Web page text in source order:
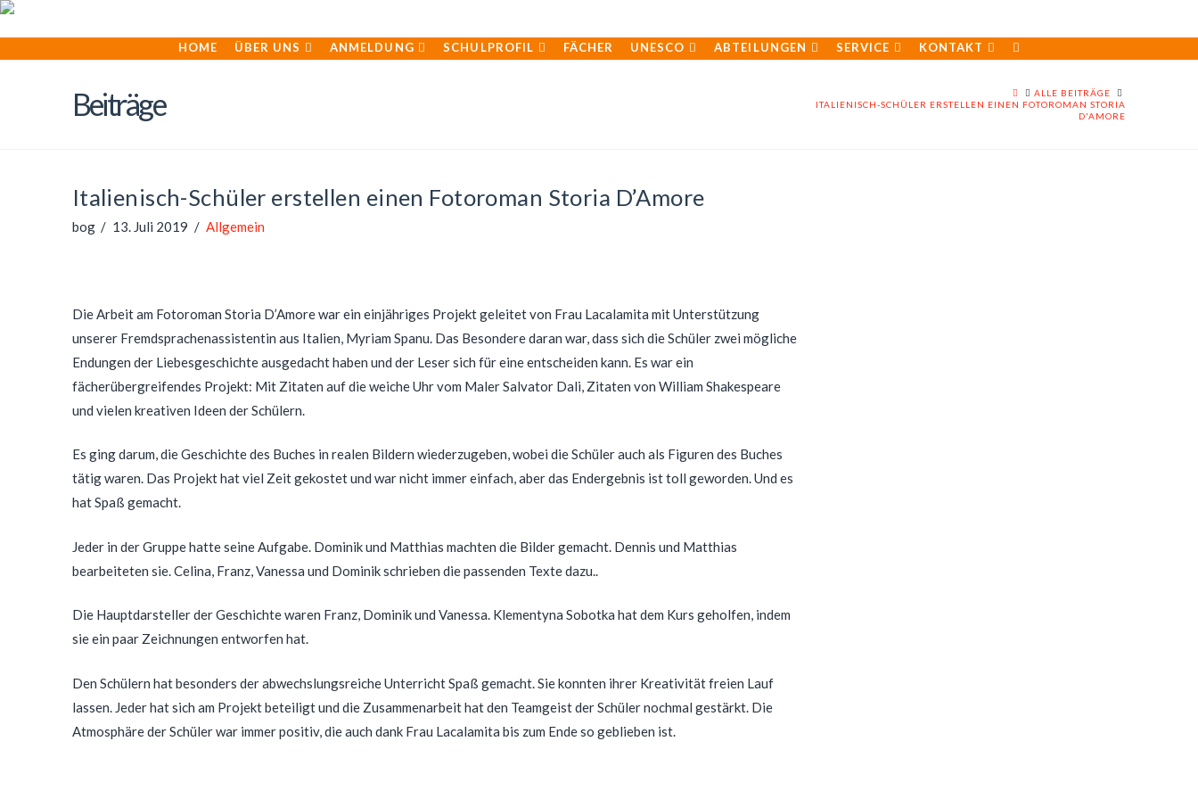
HOME ÜBER UNS ANMELDUNG SCHULPROFIL FÄCHER UNESCO ABTEILUNGEN SERVICE KONTAKT
Beiträge HOMEALLE BEITRÄGE
ITALIENISCH-SCHÜLER ERSTELLEN EINEN FOTOROMAN STORIA
D'AMORE
Italienisch-Schüler erstellen einen Fotoroman Storia D’Amore
bog 13. Juli 2019 Allgemein
Die Arbeit am Fotoroman Storia D’Amore war ein einjähriges Projekt geleitet von Frau Lacalamita mit Unterstützung
unserer Fremdsprachenassistentin aus Italien, Myriam Spanu. Das Besondere daran war, dass sich die Schüler zwei mögliche
Endungen der Liebesgeschichte ausgedacht haben und der Leser sich für eine entscheiden kann. Es war ein
fächerübergreifendes Projekt: Mit Zitaten auf die weiche Uhr vom Maler Salvator Dali, Zitaten von William Shakespeare
und vielen kreativen Ideen der Schülern.
Es ging darum, die Geschichte des Buches in realen Bildern wiederzugeben, wobei die Schüler auch als Figuren des Buches
tätig waren. Das Projekt hat viel Zeit gekostet und war nicht immer einfach, aber das Endergebnis ist toll geworden. Und es
hat Spaß gemacht.
Jeder in der Gruppe hatte seine Aufgabe. Dominik und Matthias machten die Bilder gemacht. Dennis und Matthias
bearbeiteten sie. Celina, Franz, Vanessa und Dominik schrieben die passenden Texte dazu..
Die Hauptdarsteller der Geschichte waren Franz, Dominik und Vanessa. Klementyna Sobotka hat dem Kurs geholfen, indem
sie ein paar Zeichnungen entworfen hat.
Den Schülern hat besonders der abwechslungsreiche Unterricht Spaß gemacht. Sie konnten ihrer Kreativität freien Lauf
lassen. Jeder hat sich am Projekt beteiligt und die Zusammenarbeit hat den Teamgeist der Schüler nochmal gestärkt. Die
Atmosphäre der Schüler war immer positiv, die auch dank Frau Lacalamita bis zum Ende so geblieben ist.